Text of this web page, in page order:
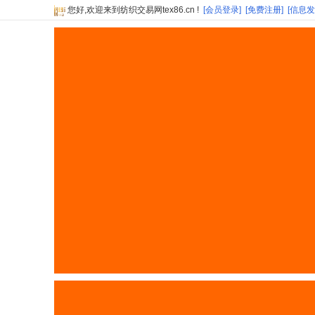
您好,欢迎来到纺织交易网tex86.cn ! [会员登录] [免费注册] [信息